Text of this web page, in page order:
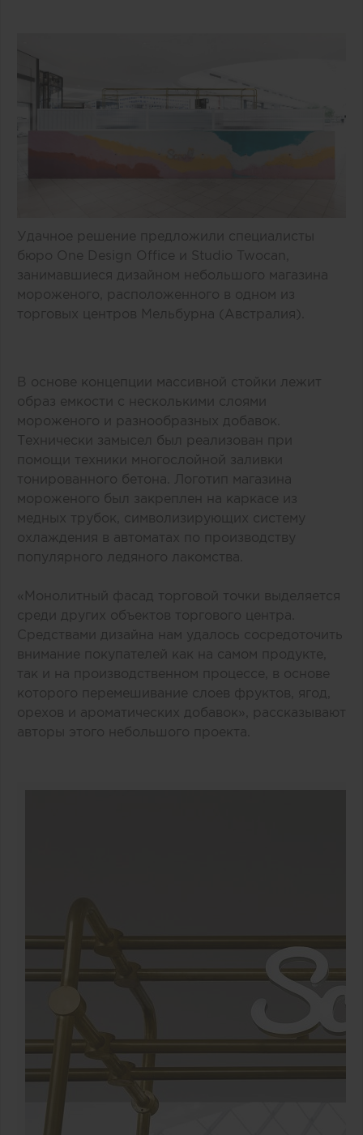
Удачное решение предложили специалисты
бюро One Design Office и Studio Twocan,
занимавшиеся дизайном небольшого магазина
мороженого, расположенного в одном из
торговых центров Мельбурна (Австралия).
В основе концепции массивной стойки лежит
образ емкости с несколькими слоями
мороженого и разнообразных добавок.
Технически замысел был реализован при
помощи техники многослойной заливки
тонированного бетона. Логотип магазина
мороженого был закреплен на каркасе из
медных трубок, символизирующих систему
охлаждения в автоматах по производству
популярного ледяного лакомства.
«Монолитный фасад торговой точки выделяется
среди других объектов торгового центра.
Средствами дизайна нам удалось сосредоточить
внимание покупателей как на самом продукте,
так и на производственном процессе, в основе
которого перемешивание слоев фруктов, ягод,
орехов и ароматических добавок», рассказывают
авторы этого небольшого проекта.